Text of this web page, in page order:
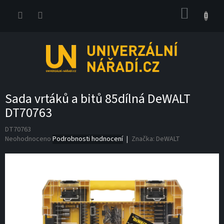
Sada vrtáků a bitů 85dílná DeWALT
DT70763
DT70763
Průměrné
Neohodnoceno Podrobnosti hodnocení Značka: DeWALT